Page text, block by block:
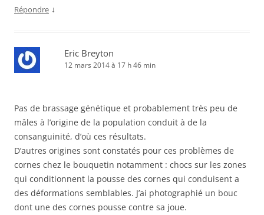
Répondre ↓
Eric Breyton
12 mars 2014 à 17 h 46 min
Pas de brassage génétique et probablement très peu de
mâles à l’origine de la population conduit à de la
consanguinité, d’où ces résultats.
D’autres origines sont constatés pour ces problèmes de
cornes chez le bouquetin notamment : chocs sur les zones
qui conditionnent la pousse des cornes qui conduisent a
des déformations semblables. J’ai photographié un bouc
dont une des cornes pousse contre sa joue.